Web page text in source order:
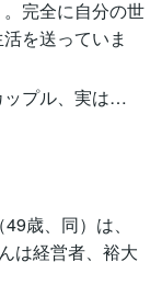
完全に自分の世
を送っていま
ップル、実は…
歳、同）は、
は経営者、裕大